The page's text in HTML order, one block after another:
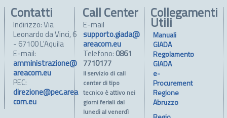
Contatti
Indirizzo: Via
Leonardo da Vinci, 6
- 67100 L'Aquila
E-mail:
amministrazione@
areacom.eu
PEC:
direzione@pec.area
com.eu
Collegamenti
Utili
Manuali
GIADA
Regolamento
GIADA
e-
Procurement
Regione
Abruzzo
Call Center
E-mail
supporto.giada@
areacom.eu
Telefono: 0861
7710177
Il servizio di call
center di tipo
tecnico è attivo nei
giorni feriali dal
lunedì al venerdì